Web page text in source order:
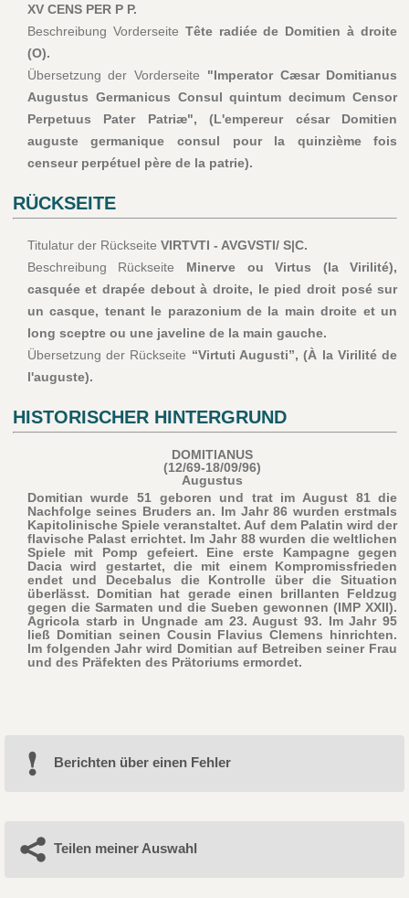
XV CENS PER P P.
Beschreibung Vorderseite Tête radiée de Domitien à droite
(O).
Übersetzung der Vorderseite "Imperator Cæsar Domitianus
Augustus Germanicus Consul quintum decimum Censor
Perpetuus Pater Patriæ", (L'empereur césar Domitien
auguste germanique consul pour la quinzième fois
censeur perpétuel père de la patrie).
RÜCKSEITE
Titulatur der Rückseite VIRTVTI - AVGVSTI/ S|C.
Beschreibung Rückseite Minerve ou Virtus (la Virilité),
casquée et drapée debout à droite, le pied droit posé sur
un casque, tenant le parazonium de la main droite et un
long sceptre ou une javeline de la main gauche.
Übersetzung der Rückseite “Virtuti Augusti”, (À la Virilité de
l'auguste).
HISTORISCHER HINTERGRUND
DOMITIANUS
(12/69-18/09/96)
Augustus
Domitian wurde 51 geboren und trat im August 81 die
Nachfolge seines Bruders an. Im Jahr 86 wurden erstmals
Kapitolinische Spiele veranstaltet. Auf dem Palatin wird der
flavische Palast errichtet. Im Jahr 88 wurden die weltlichen
Spiele mit Pomp gefeiert. Eine erste Kampagne gegen
Dacia wird gestartet, die mit einem Kompromissfrieden
endet und Decebalus die Kontrolle über die Situation
überlässt. Domitian hat gerade einen brillanten Feldzug
gegen die Sarmaten und die Sueben gewonnen (IMP XXII).
Agricola starb in Ungnade am 23. August 93. Im Jahr 95
ließ Domitian seinen Cousin Flavius Clemens hinrichten.
Im folgenden Jahr wird Domitian auf Betreiben seiner Frau
und des Präfekten des Prätoriums ermordet.
Berichten über einen Fehler
Teilen meiner Auswahl